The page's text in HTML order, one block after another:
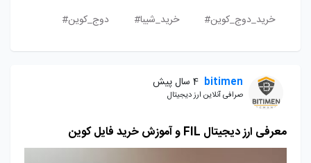
خرید_دوج_کوین# خرید_شیبا# دوج_کوین#
bitimen 4 سال پیش
صرافی آنلاین ارز دیجیتال
معرفی ارز دیجیتال FIL و آموزش خرید فایل کوین